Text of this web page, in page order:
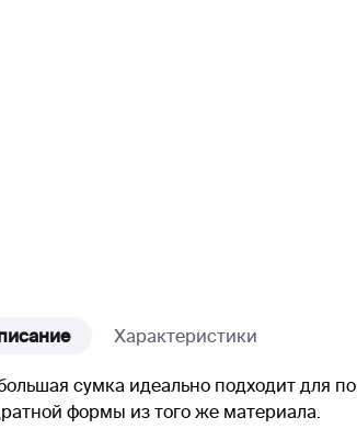
Характеристики
сумка идеально подходит для
формы из того же материала.